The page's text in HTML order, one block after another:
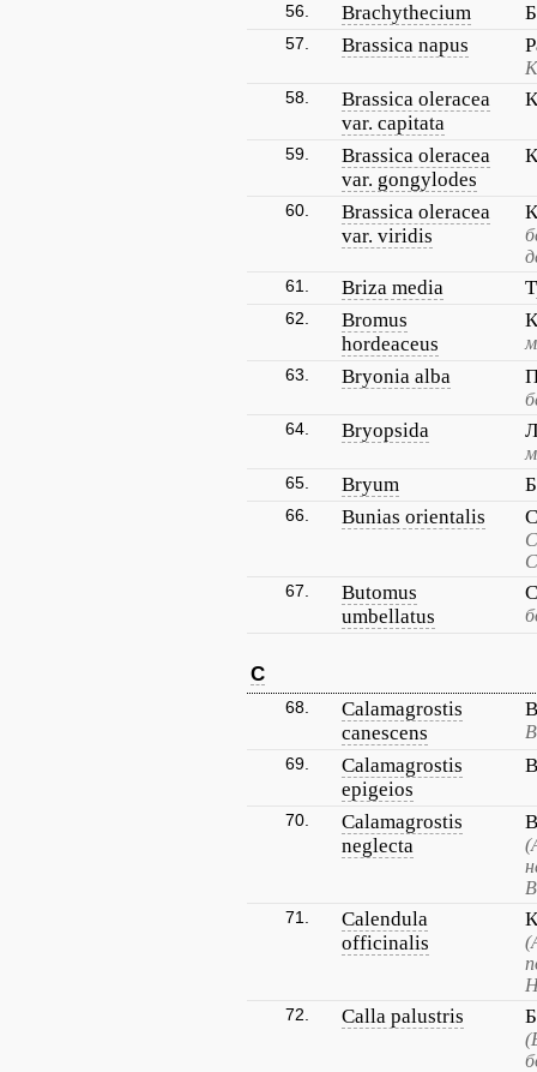
56. Brachythecium
57. Brassica napus
58.
Brassica oleracea
var. capitata
59.
Brassica oleracea
var. gongylodes
60.
Brassica oleracea
var. viridis
61. Briza media
62.
Bromus
hordeaceus
63. Bryonia alba
64. Bryopsida
65. Bryum
66. Bunias orientalis
67.
Butomus
umbellatus
C
68.
Calamagrostis
canescens
69.
Calamagrostis
epigeios
70.
Calamagrostis
neglecta
71.
Calendula
officinalis
72. Calla palustris